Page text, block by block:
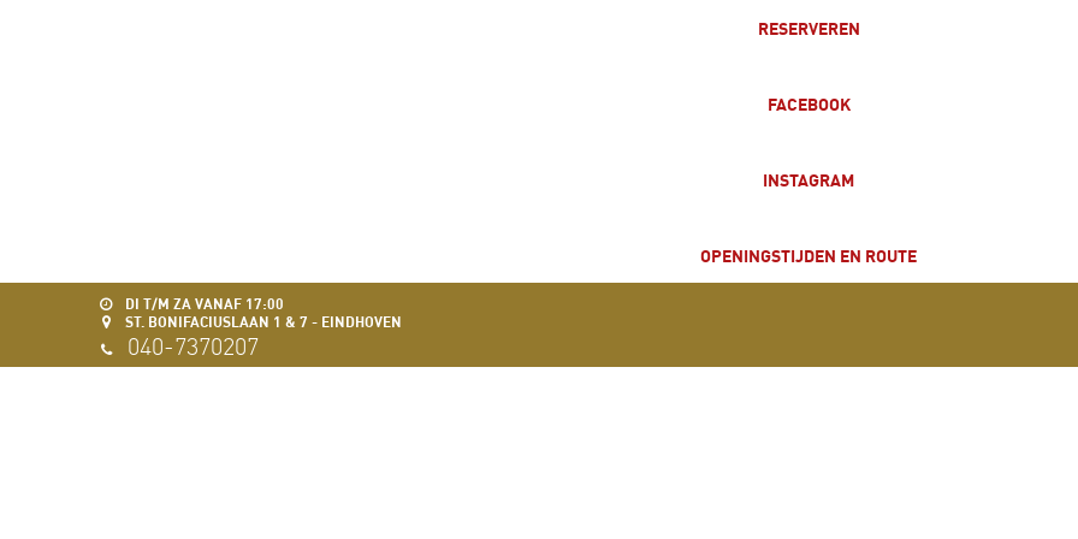
RESERVEREN
FACEBOOK
INSTAGRAM
OPENINGSTIJDEN EN ROUTE
DI T/M ZA VANAF 17:00
ST. BONIFACIUSLAAN 1 & 7 - EINDHOVEN
040-7370207